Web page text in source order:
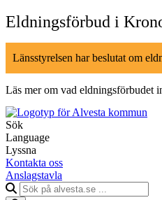
Hoppa
till
innehåll
Eldningsförbud i
Länsstyrelsen har beslutat om
Läs mer om vad eldningsförbudet
Sök
Language
Lyssna
Kontakta oss
Anslagstavla
Sök